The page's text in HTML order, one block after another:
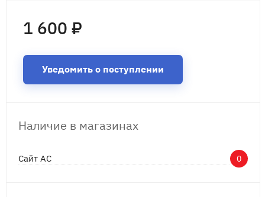
1 600 ₽
Уведомить о поступлении
Наличие в магазинах
Сайт АС 0